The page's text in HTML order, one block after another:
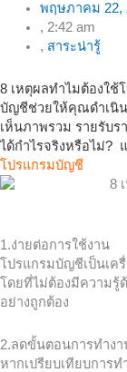
พฤษภาคม 22,
, 2:42 am
, สาระน่ารู้
8 เหตุผลทำไมต้องใ
บัญชีช่วยให้คุณดำเนิน
เห็นภาพรวม รายรับ
ได้กำไรจริงหรือไม่?
โปรแกรมบัญชี
1.ง่ายต่อการใช้งาน
โปรแกรมบัญชีเป็นเค
โดยที่ไม่ต้องมีความรู้
อย่างถูกต้อง
2.ลดขั้นตอนการทำงา
หากเปรียบเทียบการ